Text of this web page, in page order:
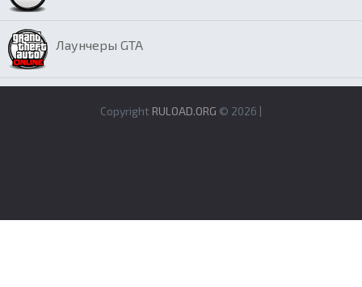
Лаунчеры GTA
Copyright RULOAD.ORG © 2026 |